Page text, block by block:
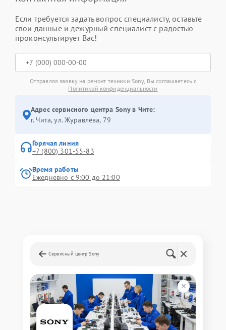
Если требуется задать вопрос специалисту, оставьте
свои данные и дежурный специалист с радостью
проконсультирует Вас!
Отправляя заявку на ремонт техники Sony, Вы соглашаетесь с
Политикой конфиденциальности
Адрес сервисного центра Sony в Чите:
г. Чита, ул. Журавлёва, 79
Горячая линия
+7 (800) 301-55-83
Время работы
Ежедневно с 9:00 до 21:00
Сервисный центр Sony